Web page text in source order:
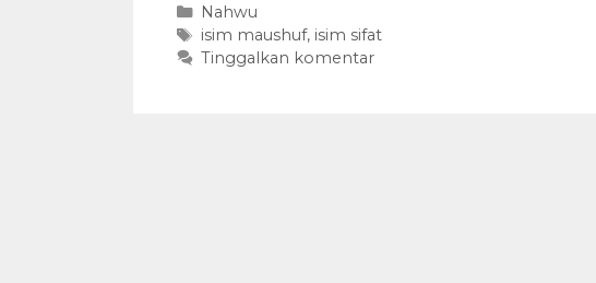
Kategori
Nahwu
Tag
isim maushuf, isim sifat
Tinggalkan komentar